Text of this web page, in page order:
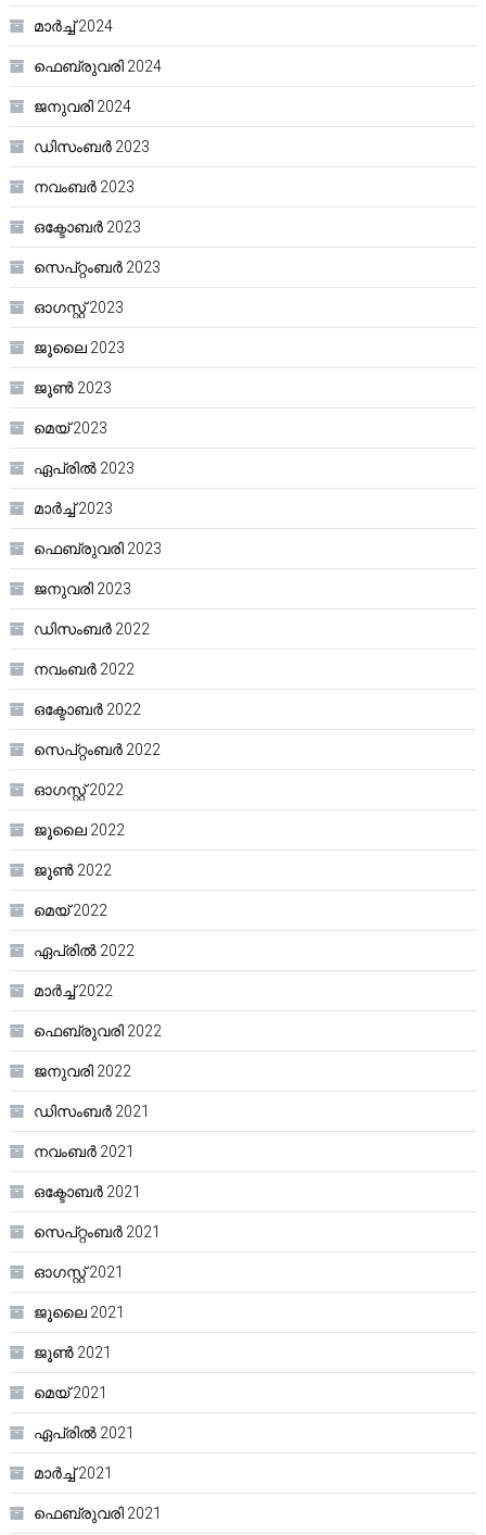
മാർച്ച്‌ 2024
ഫെബ്രുവരി 2024
ജനുവരി 2024
ഡിസംബർ 2023
നവംബർ 2023
ഒക്ടോബർ 2023
സെപ്റ്റംബർ 2023
ഓഗസ്റ്റ്‌ 2023
ജൂലൈ 2023
ജൂൺ 2023
മെയ്‌ 2023
ഏപ്രിൽ 2023
മാർച്ച്‌ 2023
ഫെബ്രുവരി 2023
ജനുവരി 2023
ഡിസംബർ 2022
നവംബർ 2022
ഒക്ടോബർ 2022
സെപ്റ്റംബർ 2022
ഓഗസ്റ്റ്‌ 2022
ജൂലൈ 2022
ജൂൺ 2022
മെയ്‌ 2022
ഏപ്രിൽ 2022
മാർച്ച്‌ 2022
ഫെബ്രുവരി 2022
ജനുവരി 2022
ഡിസംബർ 2021
നവംബർ 2021
ഒക്ടോബർ 2021
സെപ്റ്റംബർ 2021
ഓഗസ്റ്റ്‌ 2021
ജൂലൈ 2021
ജൂൺ 2021
മെയ്‌ 2021
ഏപ്രിൽ 2021
മാർച്ച്‌ 2021
ഫെബ്രുവരി 2021